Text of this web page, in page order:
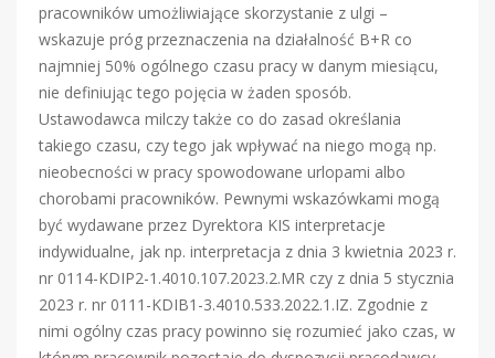
pracowników umożliwiające skorzystanie z ulgi –
wskazuje próg przeznaczenia na działalność B+R co
najmniej 50% ogólnego czasu pracy w danym miesiącu,
nie definiując tego pojęcia w żaden sposób.
Ustawodawca milczy także co do zasad określania
takiego czasu, czy tego jak wpływać na niego mogą np.
nieobecności w pracy spowodowane urlopami albo
chorobami pracowników. Pewnymi wskazówkami mogą
być wydawane przez Dyrektora KIS interpretacje
indywidualne, jak np. interpretacja z dnia 3 kwietnia 2023 r.
nr 0114-KDIP2-1.4010.107.2023.2.MR czy z dnia 5 stycznia
2023 r. nr 0111-KDIB1-3.4010.533.2022.1.IZ. Zgodnie z
nimi ogólny czas pracy powinno się rozumieć jako czas, w